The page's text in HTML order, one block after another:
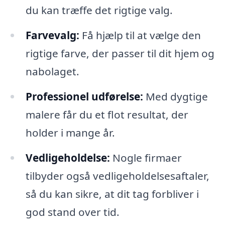
du kan træffe det rigtige valg.
Farvevalg: Få hjælp til at vælge den
rigtige farve, der passer til dit hjem og
nabolaget.
Professionel udførelse: Med dygtige
malere får du et flot resultat, der
holder i mange år.
Vedligeholdelse: Nogle firmaer
tilbyder også vedligeholdelsesaftaler,
så du kan sikre, at dit tag forbliver i
god stand over tid.